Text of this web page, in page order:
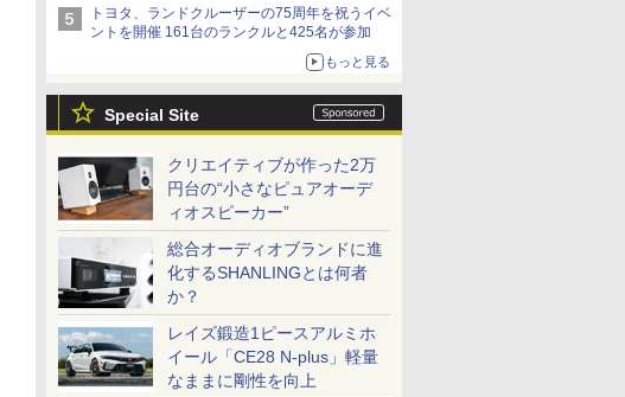
トヨタ、ランドクルーザーの75周年を祝うイベ
ントを開催 161台のランクルと425名が参加
もっと見る
Special Site
クリエイティブが作った2万
円台の“小さなピュアオーデ
ィオスピーカー”
総合オーディオブランドに進
化するSHANLINGとは何者
か？
レイズ鍛造1ピースアルミホ
イール「CE28 N-plus」軽量
なままに剛性を向上